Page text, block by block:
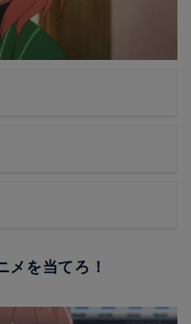
を当てろ！